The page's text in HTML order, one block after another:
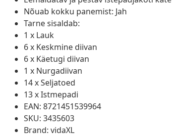
Nõuab kokku panemist: Jah
Tarne sisaldab:
1 x Lauk
6 x Keskmine diivan
6 x Käetugi diivan
1 x Nurgadiivan
14 x Seljatoed
13 x Istmepadi
EAN: 8721451539964
SKU: 3435603
Brand: vidaXL